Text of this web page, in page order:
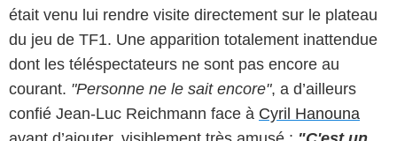
était venu lui rendre visite directement sur le plateau
du jeu de TF1. Une apparition totalement inattendue
dont les téléspectateurs ne sont pas encore au
courant. "Personne ne le sait encore", a d’ailleurs
confié Jean-Luc Reichmann face à Cyril Hanouna